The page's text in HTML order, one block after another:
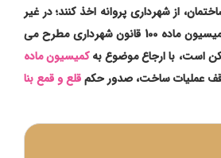
از شهرداری پروانه اخذ کنند؛ در غیر
این صورت، موضوع در کمیسیون ماده 100 قانون شهرداری مطرح می
است، با ارجاع موضوع بهکمیسیون ماده
عملیات ساخت، صدور حکمقلع و قمع بنا